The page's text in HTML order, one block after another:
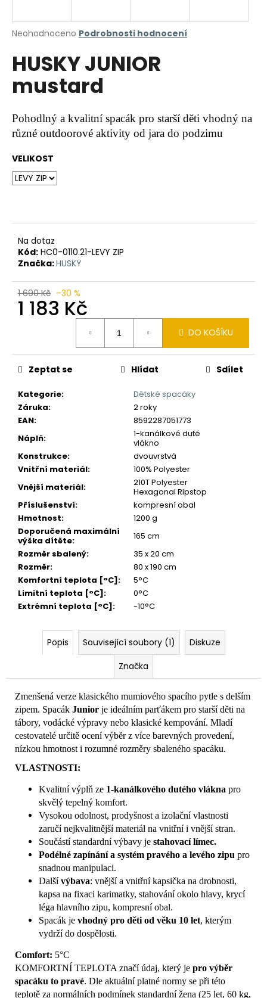
Průměrné
produktu
je
hvězdiček.
Neohodnoceno Podrobnosti hodnocení
HUSKY JUNIOR
mustard
Pohodlný a kvalitní spacák pro starší děti vhodný na
různé outdoorové aktivity od jara do podzimu
VELIKOST
Na dotaz
Kód: HC0-0110.21-LEVY ZIP
Značka:HUSKY
1 690 Kč –30 %
1 183 Kč
DO KOŠÍKU
Kategorie:
Dětské spacáky
Záruka:
2 roky
EAN:
8592287051773
Náplň:
1-kanálkové duté
vlákno
Konstrukce:
dvouvrstvá
Vnitřní materiál:
100% Polyester
Vnější materiál:
210T Polyester
Hexagonal Ripstop
Příslušenství:
kompresní obal
Hmotnost:
1200 g
Doporučená maximální
výška dítěte:
165 cm
Rozměr sbalený:
35 x 20 cm
Rozměr:
80 x 190 cm
Komfortní teplota [°C]:
5°C
Limitní teplota [°C]:
0°C
Extrémní teplota [°C]: -10°C
Zeptat se Hlídat Sdílet
Popis Související soubory (1)
Diskuze
Značka
Zmenšená verze klasického mumiového spacího pytle s delším
zipem. Spacák Junior je ideálním parťákem pro starší děti na
tábory, vodácké výpravy nebo klasické kempování. Mladí
cestovatelé určitě ocení výběr z více barevných provedení,
nízkou hmotnost i rozumné rozměry sbaleného spacáku.
VLASTNOSTI:
Kvalitní výplň ze 1-kanálkového dutého vlákna pro
skvělý tepelný komfort.
Vysokou odolnost, prodyšnost a izolační vlastnosti
zaručí nejkvalitnější materiál na vnitřní i vnější stran.
Součástí standardní výbavy je stahovací límec.
Podélné zapínání a systém pravého a levého zipu pro
snadnou manipulaci.
Dalšívýbava: vnější a vnitřní kapsička na drobnosti,
kapsa na fixaci karimatky, stahování okolo hlavy, krycí
léga hlavního zipu, kompresní obal.
Spacák je vhodný pro děti od věku 10 let, kterým
vydrží do dospělosti.
Comfort: 5°C
KOMFORTNÍ TEPLOTA značí údaj, který je pro výběr
spacáku to pravé. Dle aktuální platné normy se při této
teplotě za normálních podmínek standardní žena (25 let, 60 kg,
j
t
?
HLEDAT
D
u
č
u
e